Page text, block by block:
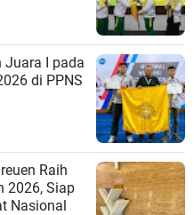
Juara I pada
di PPNS
Raih
2026, Siap
Nasional